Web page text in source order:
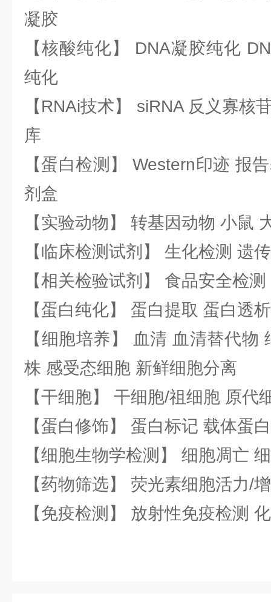
凝胶
【核酸纯化】 DNA凝胶纯化
纯化
【RNAi技术】 siRNA 反义寡核
库
【蛋白检测】 Western印迹 报
剂盒
【实验动物】 转基因动物 小鼠
【临床检测试剂】 生化检测 遗
【相关检验试剂】 食品安全检
【蛋白纯化】 蛋白提取 蛋白透
【细胞培养】 血清 血清替代物
株 感受态细胞 新鲜细胞分离
【干细胞】 干细胞/祖细胞 原代
【蛋白修饰】 蛋白标记 载体蛋
【细胞生物学检测】 细胞凋亡
【药物筛选】 荧光素细胞活力/
【免疫检测】 放射性免疫检测